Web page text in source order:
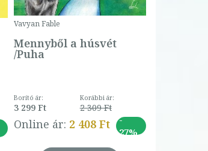
Vavyan Fable
Mennyből a húsvét
/Puha
Borító ár:
3 299 Ft
Korábbi ár:
2 309 Ft
Online ár: 2 408 Ft
-
27%